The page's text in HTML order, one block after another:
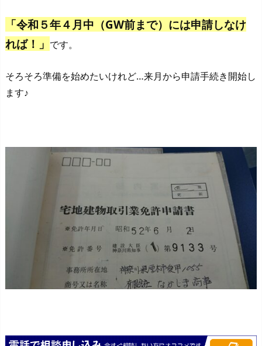
「令和５年４月中（GW前まで）には申請しなけ
れば！」 です。
そろそろ準備を始めたいけれど…来月から申請手続き開始し
ます♪